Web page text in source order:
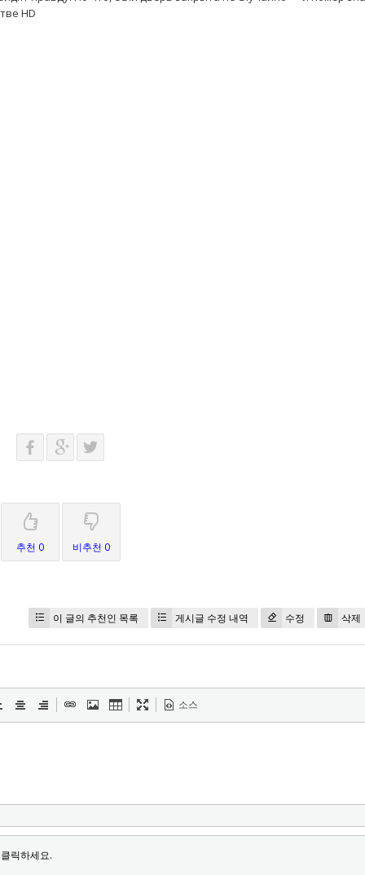
HD
추천 0 비추천 0
이 글의 추천인 목록 게시글 수정 내역 수정 삭제
소스
릭하세요.